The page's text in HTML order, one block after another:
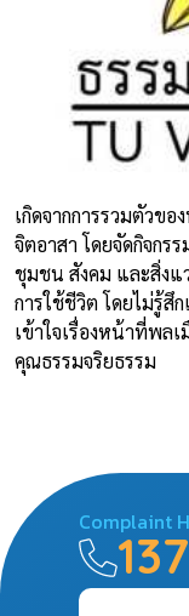
เกิดจากการรวมตัวข
จิตอาสา โดยจัดกิจกร
ชุมชน สังคม และสิ่งแ
การใช้ชีวิต โดยไม่รู้สึ
เข้าใจเรื่องหน้าที่พล
คุณธรรมจริยธรรม
Complaint